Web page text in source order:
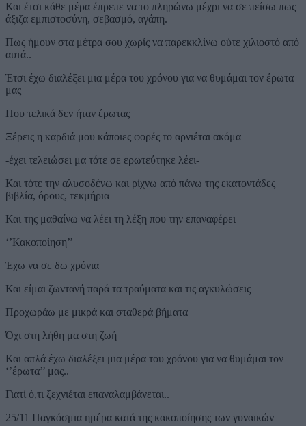
Και έτσι κάθε μέρα έπρεπε να το πληρώνω μέχρι να σε πείσω πως
άξιζα εμπιστοσύνη, σεβασμό, αγάπη.
Πως ήμουν στα μέτρα σου χωρίς να παρεκκλίνω ούτε χιλιοστό από
αυτά..
Έτσι έχω διαλέξει μια μέρα του χρόνου για να θυμάμαι τον έρωτα
μας
Που τελικά δεν ήταν έρωτας
Ξέρεις η καρδιά μου κάποιες φορές το αρνιέται ακόμα
-έχει τελειώσει μα τότε σε ερωτεύτηκε λέει-
Και τότε την αλυσοδένω και ρίχνω από πάνω της εκατοντάδες
βιβλία, όρους, τεκμήρια
Και της μαθαίνω να λέει τη λέξη που την επαναφέρει
‘’Κακοποίηση’’
Έχω να σε δω χρόνια
Και είμαι ζωντανή παρά τα τραύματα και τις αγκυλώσεις
Προχωράω με μικρά και σταθερά βήματα
Όχι στη λήθη μα στη ζωή
Και απλά έχω διαλέξει μια μέρα του χρόνου για να θυμάμαι τον
‘’έρωτα’’ μας..
Γιατί ό,τι ξεχνιέται επαναλαμβάνεται..
25/11 Παγκόσμια ημέρα κατά της κακοποίησης των γυναικών